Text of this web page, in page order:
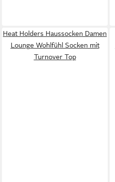
Heat Holders Haussocken Damen
Lounge Wohlfühl Socken mit
Turnover Top